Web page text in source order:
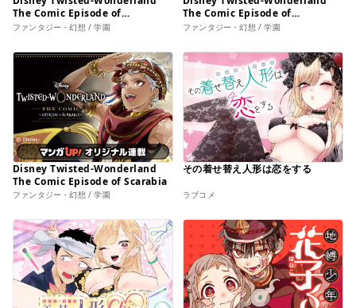
The Comic Episode of
Savanaclaw
ファンタジー・幻想 / 学園
The Comic Episode of
Octavinelle
ファンタジー・幻想 / 学園
Disney Twisted-Wonderland
The Comic Episode of Scarabia
ファンタジー・幻想 / 学園
その着せ替え人形は恋をする
ラブコメ